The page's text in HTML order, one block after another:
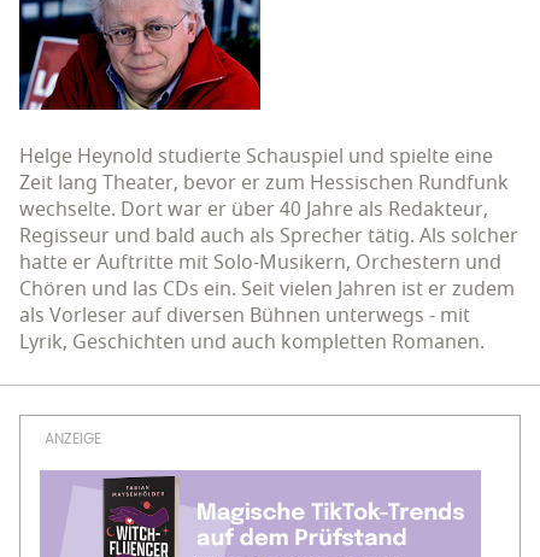
Helge Heynold studierte Schauspiel und spielte eine
Zeit lang Theater, bevor er zum Hessischen Rundfunk
wechselte. Dort war er über 40 Jahre als Redakteur,
Regisseur und bald auch als Sprecher tätig. Als solcher
hatte er Auftritte mit Solo-Musikern, Orchestern und
Chören und las CDs ein. Seit vielen Jahren ist er zudem
als Vorleser auf diversen Bühnen unterwegs - mit
Lyrik, Geschichten und auch kompletten Romanen.